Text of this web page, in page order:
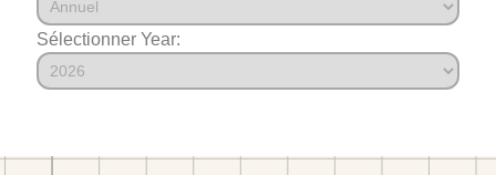
Sélectionner Year: